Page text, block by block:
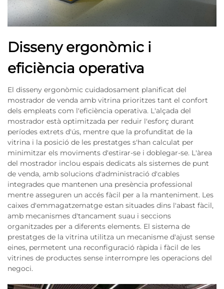
Disseny ergonòmic i
eficiència operativa
El disseny ergonòmic cuidadosament planificat del
mostrador de venda amb vitrina prioritzes tant el confort
dels empleats com l'eficiència operativa. L'alçada del
mostrador està optimitzada per reduir l'esforç durant
períodes extrets d'ús, mentre que la profunditat de la
vitrina i la posició de les prestatges s'han calculat per
minimitzar els moviments d'estirar-se i doblegar-se. L'àrea
del mostrador inclou espais dedicats als sistemes de punt
de venda, amb solucions d'administració d'cables
integrades que mantenen una presència professional
mentre asseguren un accés fàcil per a la manteniment. Les
caixes d'emmagatzematge estan situades dins l'abast fàcil,
amb mecanismes d'tancament suau i seccions
organitzades per a diferents elements. El sistema de
prestatges de la vitrina utilitza un mecanisme d'ajust sense
eines, permetent una reconfiguració ràpida i fàcil de les
vitrines de productes sense interrompre les operacions del
negoci.